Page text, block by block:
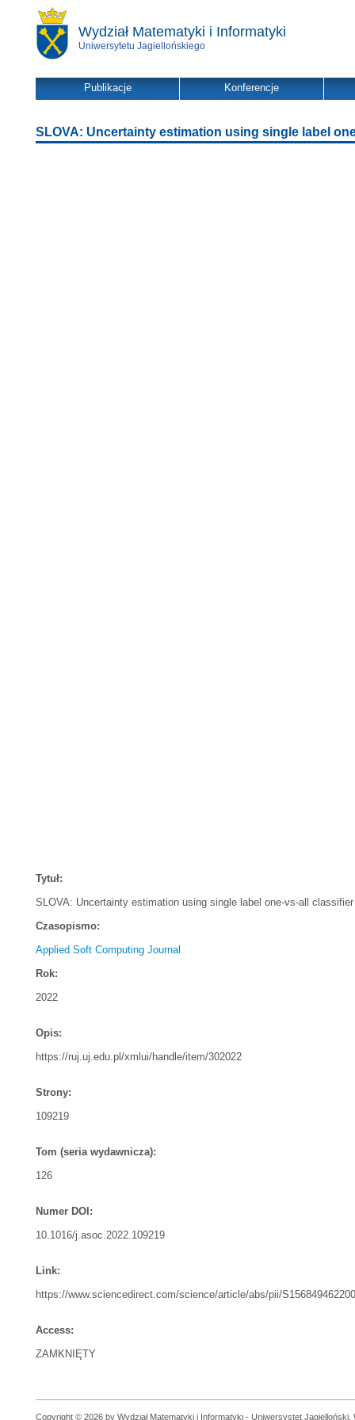
Wydział Matematyki i Informatyki
Uniwersytetu Jagiellońskiego
Publikacje Konferencje
SLOVA: Uncertainty estimation using single label
Tytuł:
SLOVA: Uncertainty estimation using single label one-vs-all classifier
Czasopismo:
Applied Soft Computing Journal
Rok:
2022
Opis:
https://ruj.uj.edu.pl/xmlui/handle/item/302022
Strony:
109219
Tom (seria wydawnicza):
126
Numer DOI:
10.1016/j.asoc.2022.109219
Link:
https://www.sciencedirect.com/science/article/abs/pii/
Access:
ZAMKNIĘTY
Copyright © 2026 by Wydział Matematyki i Informatyki - Uniwersystet